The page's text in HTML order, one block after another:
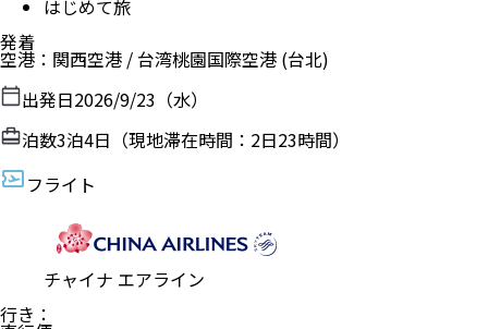
はじめて旅
発着
空港 ： 関西空港 /台湾桃園国際空港 (台北)
出発日2026/9/23（水）
泊数3泊4日（現地滞在時間： 2日23時間）
フライト
チャイナ エアライン
行き ：